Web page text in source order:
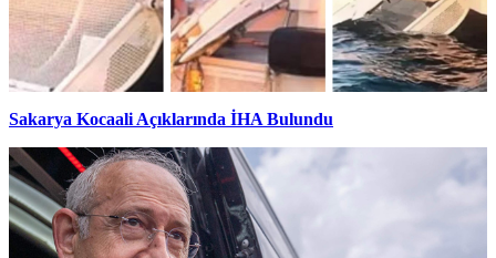
Sakarya Kocaali Açıklarında İHA Bulundu